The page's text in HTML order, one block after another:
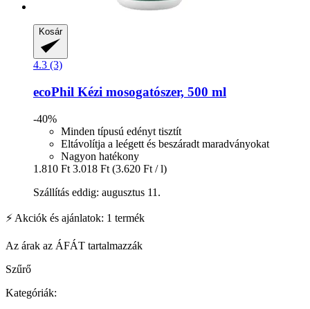
Kosár
4.3 (3)
ecoPhil Kézi mosogatószer, 500 ml
-40%
Minden típusú edényt tisztít
Eltávolítja a leégett és beszáradt maradványokat
Nagyon hatékony
1.810 Ft 3.018 Ft (3.620 Ft / l)
Szállítás eddig: augusztus 11.
⚡ Akciók és ajánlatok: 1 termék
Az árak az ÁFÁT tartalmazzák
Szűrő
Kategóriák: